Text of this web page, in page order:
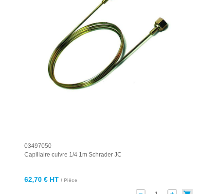
03497050
Capillaire cuivre 1/4 1m Schrader JC
62,70 € HT / Pièce